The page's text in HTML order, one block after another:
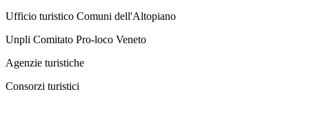
Ufficio turistico Comuni dell'Altopiano
Unpli Comitato Pro-loco Veneto
Agenzie turistiche
Consorzi turistici